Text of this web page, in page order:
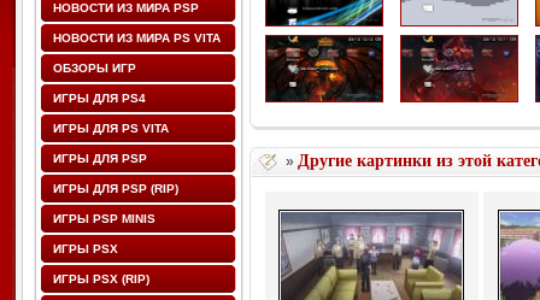
НОВОСТИ ИЗ МИРА PSP
НОВОСТИ ИЗ МИРА PS VITA
ОБЗОРЫ ИГР
ИГРЫ ДЛЯ PS4
ИГРЫ ДЛЯ PS VITA
ИГРЫ ДЛЯ PSP
ИГРЫ ДЛЯ PSP (RIP)
ИГРЫ PSP MINIS
ИГРЫ PSX
ИГРЫ PSX (RIP)
» Другие картинки из этой